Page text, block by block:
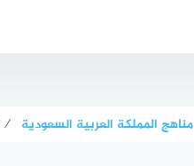
مناهج المملكة العربية السعودية ⁄